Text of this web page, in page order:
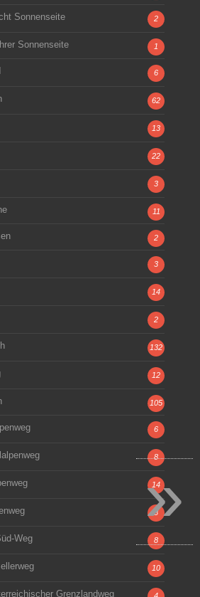
Sonnenseite 2
Sonnenseite 1
6
62
13
22
3
11
2
3
14
2
132
12
105
6
8
14
8
Weg 8
10
Grenzlandweg
»